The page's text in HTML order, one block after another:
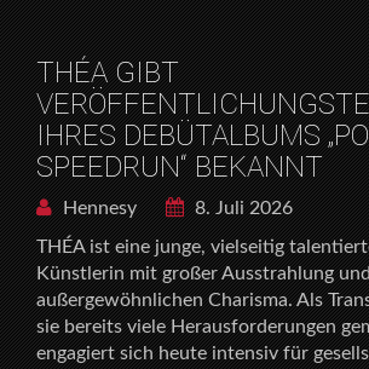
THÉA GIBT
IHRES DEBÜTALBUMS
SPEEDRUN“ BEKANNT
Hennesy
8. Juli 2026
THÉA ist eine junge, vielseitig
Künstlerin mit großer Ausstrahlung
außergewöhnlichen Charisma. Als
sie bereits viele Herausforderungen
engagiert sich heute intensiv für